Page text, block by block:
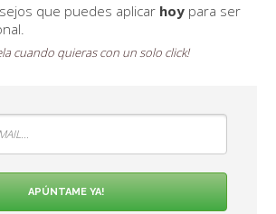
que puedes aplicar hoy para ser
cuando quieras con un solo click!
APÚNTAME YA!